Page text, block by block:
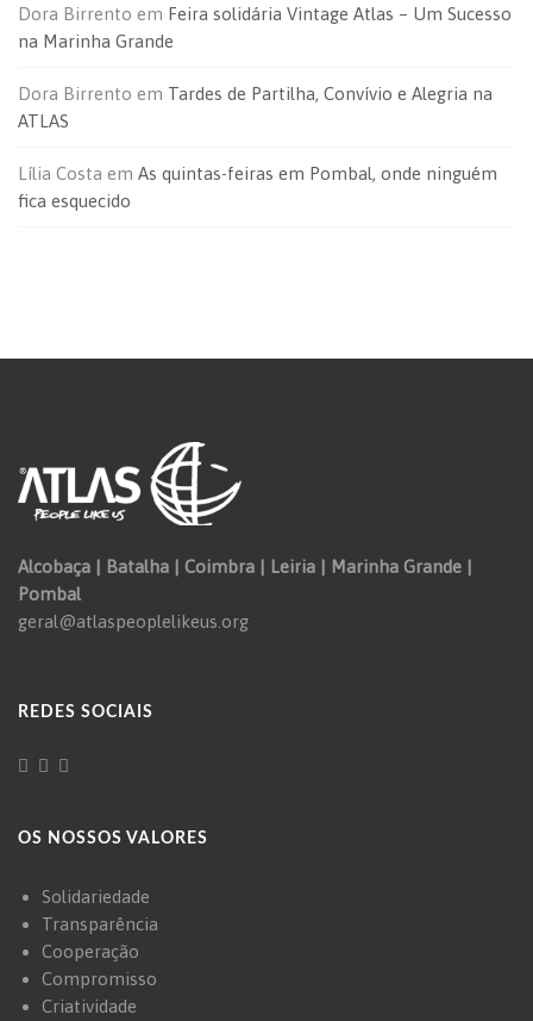
Dora Birrento em Feira solidária Vintage Atlas – Um Sucesso
na Marinha Grande
Dora Birrento em Tardes de Partilha, Convívio e Alegria na
ATLAS
Lília Costa em As quintas-feiras em Pombal, onde ninguém
fica esquecido
Alcobaça | Batalha | Coimbra | Leiria | Marinha Grande |
Pombal
geral@atlaspeoplelikeus.org
REDES SOCIAIS
OS NOSSOS VALORES
Solidariedade
Transparência
Cooperação
Compromisso
Criatividade